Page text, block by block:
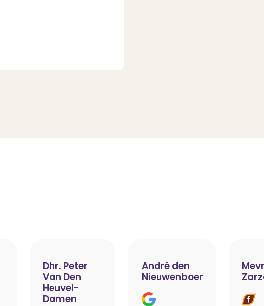
Dhr. Peter
Van Den
Heuvel-
Damen
André den
Nieuwenboer